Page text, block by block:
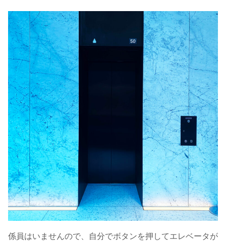
係員はいませんので、自分でボタンを押してエレベータが